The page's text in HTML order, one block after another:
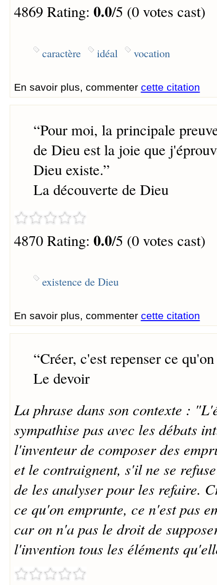
4869 Rating: 0.0/5 (0 votes cast)
caractère idéal vocation
En savoir plus, commenter cette citation
“Pour moi, la principale
de Dieu est la joie que
Dieu existe.”
La découverte de Dieu
4870 Rating: 0.0/5 (0 votes cast)
existence de Dieu
En savoir plus, commenter cette citation
“Créer, c'est repenser ce
Le devoir
La phrase dans son contexte :
sympathise pas avec les débats
l'inventeur de composer des
et le contraignent, s'il ne se
de les analyser pour les refaire.
ce qu'on emprunte, ce n'est pas
car on n'a pas le droit de
l'invention tous les éléments